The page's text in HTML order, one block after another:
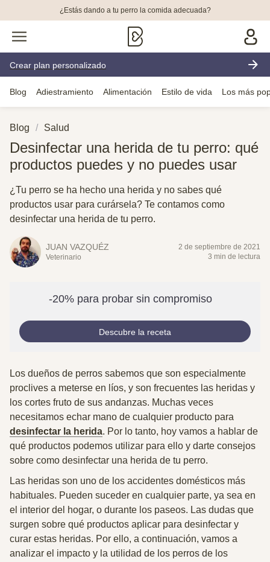
¿Estás dando a tu perro la comida adecuada?
Crear plan personalizado
Blog Adiestramiento Alimentación Estilo de vida Los más
Blog Salud
Desinfectar una herida de tu perro: qué
productos puedes y no puedes usar
¿Tu perro se ha hecho una herida y no sabes qué
productos usar para curársela? Te contamos como
desinfectar una herida de tu perro.
JUAN VAZQUÉZ
Veterinario
2 de septiembre de 2021
3 min de lectura
-20% para probar sin compromiso
Descubre la receta
Los dueños de perros sabemos que son especialmente
proclives a meterse en líos, y son frecuentes las heridas y
los cortes fruto de sus andanzas. Muchas veces
necesitamos echar mano de cualquier producto para
desinfectar la herida. Por lo tanto, hoy vamos a hablar de
qué productos podemos utilizar para ello y darte consejos
sobre como desinfectar una herida de tu perro.
Las heridas son uno de los accidentes domésticos más
habituales. Pueden suceder en cualquier parte, ya sea en
el interior del hogar, o durante los paseos. Las dudas que
surgen sobre qué productos aplicar para desinfectar y
curar estas heridas. Por ello, a continuación, vamos a
analizar el impacto y la utilidad de los perros de los